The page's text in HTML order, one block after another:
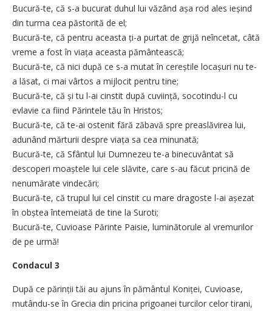
Bucură-te, că s-a bucurat duhul lui văzând așa rod ales ieșind
din turma cea păstorită de el;
Bucură-te, că pentru aceasta ți-a purtat de grijă neîncetat, câtă
vreme a fost în viața aceasta pământească;
Bucură-te, că nici după ce s-a mutat în cereștile locașuri nu te-
a lăsat, ci mai vârtos a mijlocit pentru tine;
Bucură-te, că și tu l-ai cinstit după cuviință, socotindu-l cu
evlavie ca fiind Părintele tău în Hristos;
Bucură-te, că te-ai ostenit fără zăbavă spre preaslăvirea lui,
adunând mărturii despre viața sa cea minunată;
Bucură-te, că Sfântul lui Dumnezeu te-a binecuvântat să
descoperi moaștele lui cele slăvite, care s-au făcut pricină de
nenumărate vindecări;
Bucură-te, că trupul lui cel cinstit cu mare dragoste l-ai așezat
în obștea întemeiată de tine la Suroti;
Bucură-te, Cuvioase Părinte Paisie, luminătorule al vremurilor
de pe urmă!
Condacul 3
După ce părinții tăi au ajuns în pământul Koniței, Cuvioase,
mutându-se în Grecia din pricina prigoanei turcilor celor tirani,